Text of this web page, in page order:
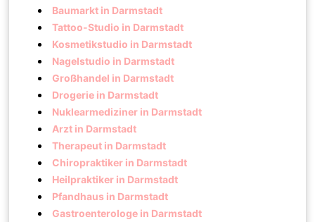
Baumarkt in Darmstadt
Tattoo-Studio in Darmstadt
Kosmetikstudio in Darmstadt
Nagelstudio in Darmstadt
Großhandel in Darmstadt
Drogerie in Darmstadt
Nuklearmediziner in Darmstadt
Arzt in Darmstadt
Therapeut in Darmstadt
Chiropraktiker in Darmstadt
Heilpraktiker in Darmstadt
Pfandhaus in Darmstadt
Gastroenterologe in Darmstadt